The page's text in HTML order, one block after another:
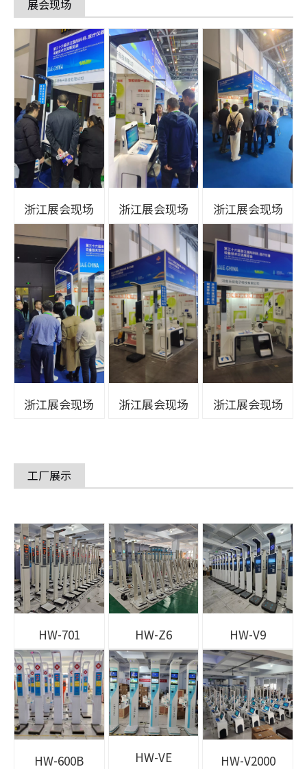
展会现场
浙江展会现场 浙江展会现场 浙江展会现场
浙江展会现场 浙江展会现场 浙江展会现场
工厂展示
HW-701 HW-Z6 HW-V9
HW-600B HW-VE HW-V2000